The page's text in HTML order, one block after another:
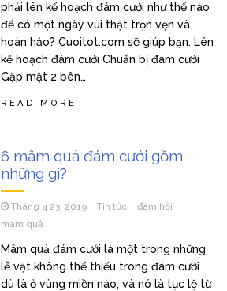
phải lên kế hoạch đám cưới như thế nào
để có một ngày vui thật trọn vẹn và
hoàn hảo? Cuoitot.com sẽ giúp bạn. Lên
kế hoạch đám cưới Chuẩn bị đám cưới
Gặp mặt 2 bên…
READ MORE
6 mâm quả đám cưới gồm
những gì?
Tháng 4 23, 2019 Tin tức
đám hỏi
mâm quả
Mâm quả đám cưới là một trong những
lễ vật không thể thiếu trong đám cưới
dù là ở vùng miền nào, và nó là tục lệ từ